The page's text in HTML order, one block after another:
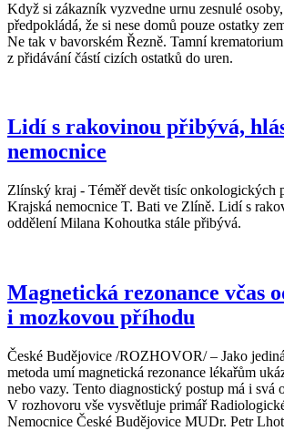
Když si zákazník vyzvedne urnu zesnulé
předpokládá, že si nese domů pouze ostatky
Ne tak v bavorském Řezně. Tamní
z přidávání částí cizích ostatků do uren.
Lidí s rakovinou přibývá,
nemocnice
Zlínský kraj - Téměř devět tisíc onkologických
Krajská nemocnice T. Bati ve Zlíně. Lidí s
oddělení Milana Kohoutka stále přibývá.
Magnetická rezonance včas
i mozkovou příhodu
České Budějovice /ROZHOVOR/ – Jako
metoda umí magnetická rezonance lékařům
nebo vazy. Tento diagnostický postup má i svá
V rozhovoru vše vysvětluje primář
Nemocnice České Budějovice MUDr. Petr